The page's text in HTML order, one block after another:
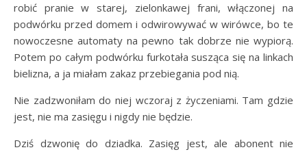
robić pranie w starej, zielonkawej frani, włączonej na
podwórku przed domem i odwirowywać w wirówce, bo te
nowoczesne automaty na pewno tak dobrze nie wypiorą.
Potem po całym podwórku furkotała susząca się na linkach
bielizna, a ja miałam zakaz przebiegania pod nią.
Nie zadzwoniłam do niej wczoraj z życzeniami. Tam gdzie
jest, nie ma zasięgu i nigdy nie będzie.
Dziś dzwonię do dziadka. Zasięg jest, ale abonent nie